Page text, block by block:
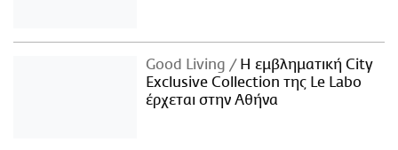
Good Living
Η εμβληματική City
Exclusive Collection της Le Labo
έρχεται στην Αθήνα